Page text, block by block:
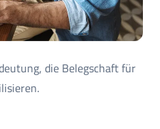
die Belegschaft für